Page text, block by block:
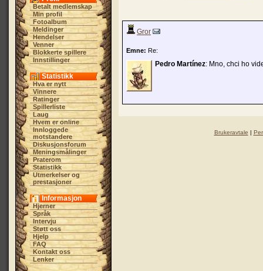
Betalt medlemskap
Min profil
Fotoalbum
Meldinger
Hendelser
Venner
Blokkerte spillere
Innstillinger
Statistikk
Hva er nytt
Vinnere
Ratinger
Spillerliste
Laug
Hvem er online
Innloggede
motstandere
Diskusjonsforum
Meningsmålinger
Praterom
Statistikk
Utmerkelser og
prestasjoner
Informasjon
Hjerner
Språk
Intervju
Støtt oss
Hjelp
FAQ
Kontakt oss
Lenker
Gror
Emne: Re:
Pedro Martínez: Mno, chci ho
Brukeravtale |